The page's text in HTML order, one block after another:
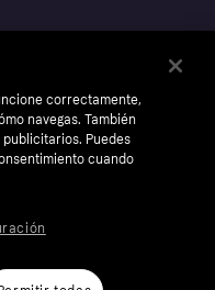
correctamente,
navegas. También
Puedes
cuando